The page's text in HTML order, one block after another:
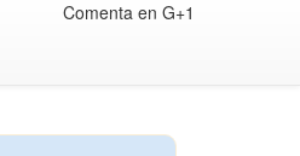
Comenta en G+1